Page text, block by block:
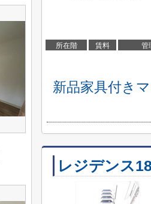
所在階 賃料 管
新品家具付き
レジデンス